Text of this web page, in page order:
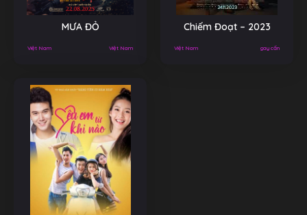
MƯA ĐỎ
Việt Nam Việt Nam
Chiếm Đoạt – 2023
Việt Nam gay cấn